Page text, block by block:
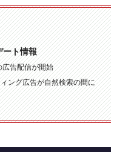
ート情報
告配信が開始
ング広告が自然検索の間に